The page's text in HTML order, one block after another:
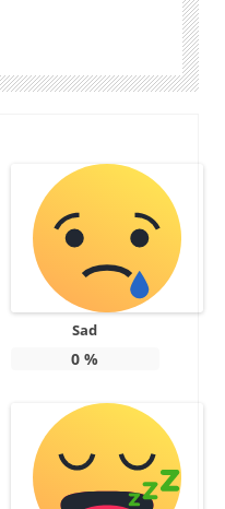
Sad
0 %